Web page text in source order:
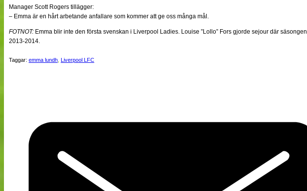
Manager Scott Rogers tillägger:
– Emma är en hårt arbetande anfallare som kommer att ge oss många mål.
FOTNOT: Emma blir inte den första svenskan i Liverpool Ladies. Louise ”Lollo” Fors gjorde sejour där säsongen
2013-2014.
Taggar: emma lundh Liverpool LFC